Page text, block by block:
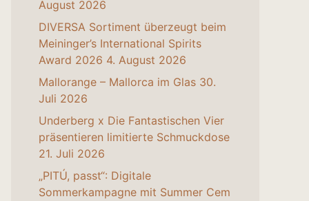
August 2026
DIVERSA Sortiment überzeugt beim
Meininger’s International Spirits
Award 2026 4. August 2026
Mallorange – Mallorca im Glas 30.
Juli 2026
Underberg x Die Fantastischen Vier
präsentieren limitierte Schmuckdose
21. Juli 2026
„PITÚ, passt“: Digitale
Sommerkampagne mit Summer Cem